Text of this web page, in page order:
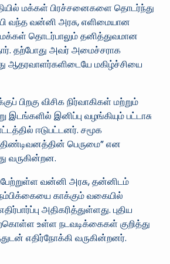
மக்கள் பிரச்சனைகளை தொடர்ந்து
வந்த வன்னி அரசு, எளிமையான
தொடர்பாலும் தனித்துவமான
தற்போது அவர் அமைச்சராக
ஆதரவாளர்களிடையே மகிழ்ச்சியை
பிறகு விசிக நிர்வாகிகள் மற்றும்
இனிப்பு வழங்கியும் பட்டாசு
ஈடுபட்டனர். சமூக
பெருமை” என
வருகின்றன.
வன்னி அரசு, தன்னிடம்
காக்கும் வகையில்
அதிகரித்துள்ளது. புதிய
உள்ள நடவடிக்கைகள் குறித்து
எதிர்நோக்கி வருகின்றனர்.